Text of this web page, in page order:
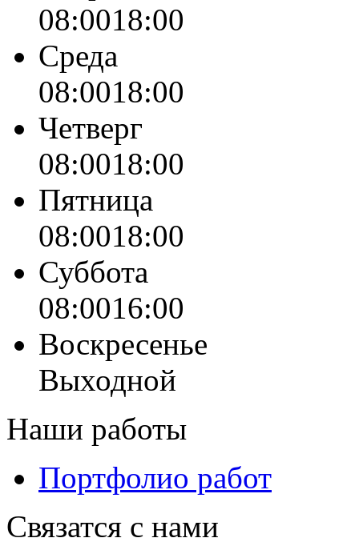
08:0018:00
Среда
08:0018:00
Четверг
08:0018:00
Пятница
08:0018:00
Суббота
08:0016:00
Воскресенье
Выходной
Наши работы
Портфолио работ
Связатся с нами